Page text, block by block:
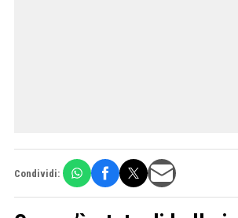
Condividi: